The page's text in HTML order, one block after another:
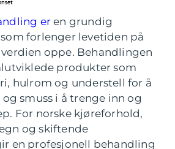
er en grundig
forlenger levetiden på
oppe. Behandlingen
produkter som
hulrom og understell for å
smuss i å trenge inn og
For norske kjøreforhold,
og skiftende
en profesjonell behandling